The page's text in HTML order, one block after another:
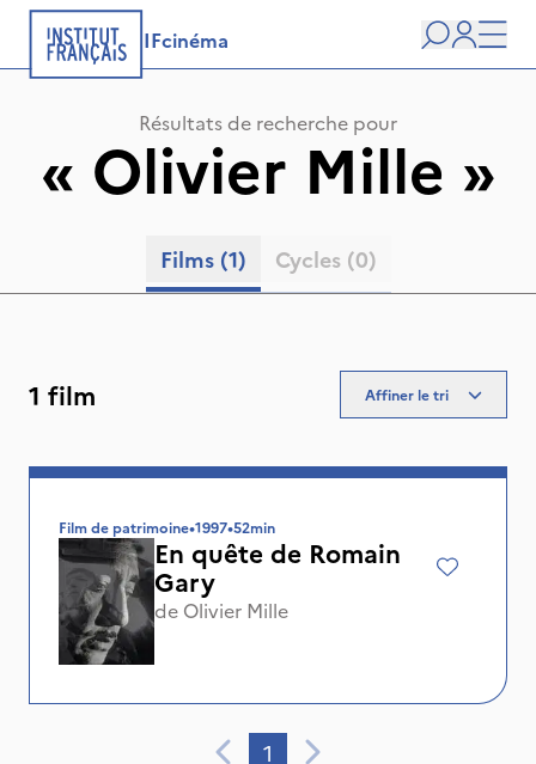
IFcinéma
user
Résultats de recherche pour
« Olivier Mille »
Films (1) Cycles (0)
1 film Affiner le tri
Film de patrimoine•1997•52min
En quête de Romain
Gary
de Olivier Mille
1